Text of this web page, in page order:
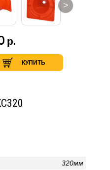
320мм
>
р.
КУПИТЬ